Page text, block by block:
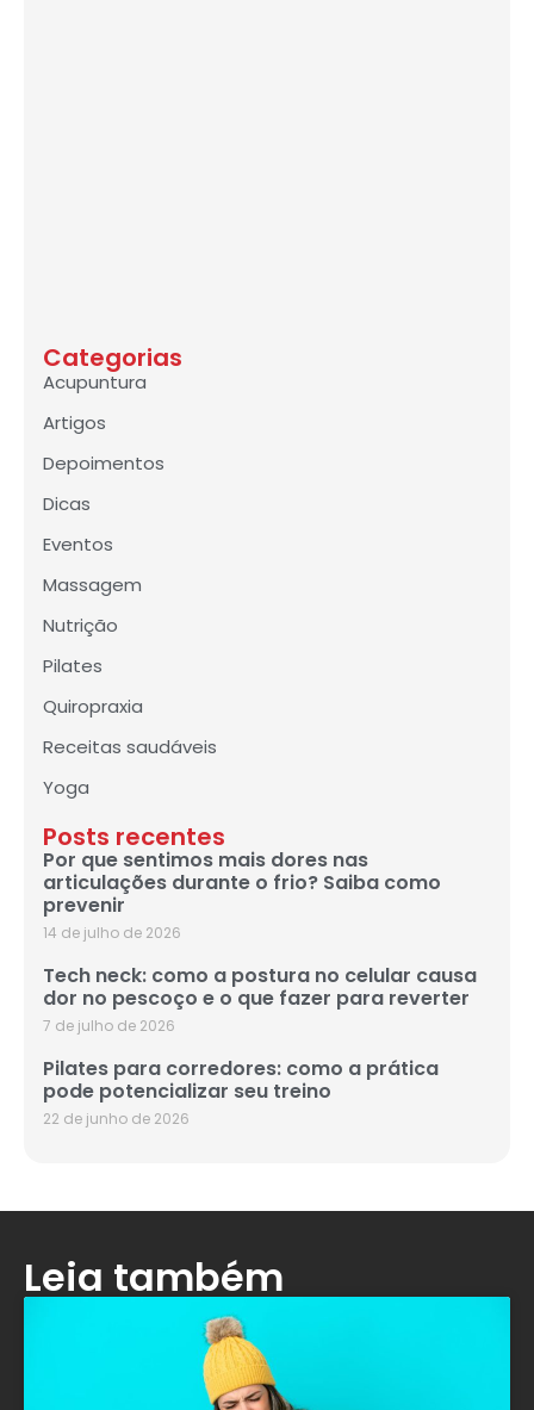
Categorias
Acupuntura
Artigos
Depoimentos
Dicas
Eventos
Massagem
Nutrição
Pilates
Quiropraxia
Receitas saudáveis
Yoga
Posts recentes
Por que sentimos mais dores nas
articulações durante o frio? Saiba como
prevenir
14 de julho de 2026
Tech neck: como a postura no celular causa
dor no pescoço e o que fazer para reverter
7 de julho de 2026
Pilates para corredores: como a prática
pode potencializar seu treino
22 de junho de 2026
Leia também